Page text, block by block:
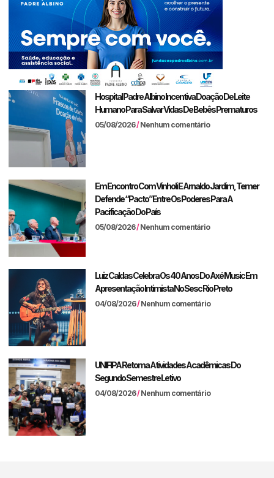
Hospital Padre Albino Incentiva Doação De Leite
Humano Para Salvar Vidas De Bebês Prematuros
05/08/2026 Nenhum comentário
Em Encontro Com Vinholi E Arnaldo Jardim, Temer
Defende “pacto” Entre Os Poderes Para A
Pacificação Do País
05/08/2026 Nenhum comentário
Luiz Caldas Celebra Os 40 Anos Do Axé Music Em
Apresentação Intimista No Sesc Rio Preto
04/08/2026 Nenhum comentário
UNIFIPA Retoma Atividades Acadêmicas Do
Segundo Semestre Letivo
04/08/2026 Nenhum comentário